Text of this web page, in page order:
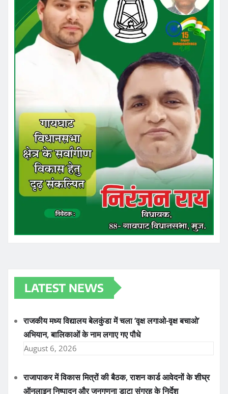
LATEST NEWS
राजकीय मध्य विद्यालय बेलकुंडा में चला ‘वृक्ष लगाओ-वृक्ष बचाओ’
अभियान, बालिकाओं के नाम लगाए गए पौधे
August 6, 2026
राजापाकर में विकास मित्रों की बैठक, राशन कार्ड आवेदनों के शीघ्र
ऑनलाइन निष्पादन और जनगणना डाटा संग्रह के निर्देश